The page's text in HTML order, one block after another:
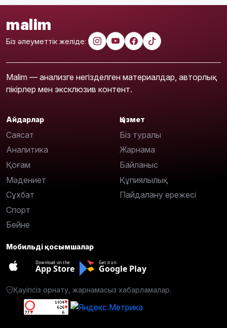
malim
Біз әлеуметтік желіде:
Malim — анализге негізделген материалдар, авторлық
пікірлер мен эксклюзив контент.
Айдарлар
Саясат
Аналитика
Қоғам
Мәдениет
Сұхбат
Спорт
Бейне
Қызмет
Біз туралы
Жарнама
Байланыс
Құпиялылық
Пайдалану ережесі
Мобильді қосымшалар
Download on the
App Store
Get it on
Google Play
Қауіпсіз орнату, жарнамасыз хабарламалар.